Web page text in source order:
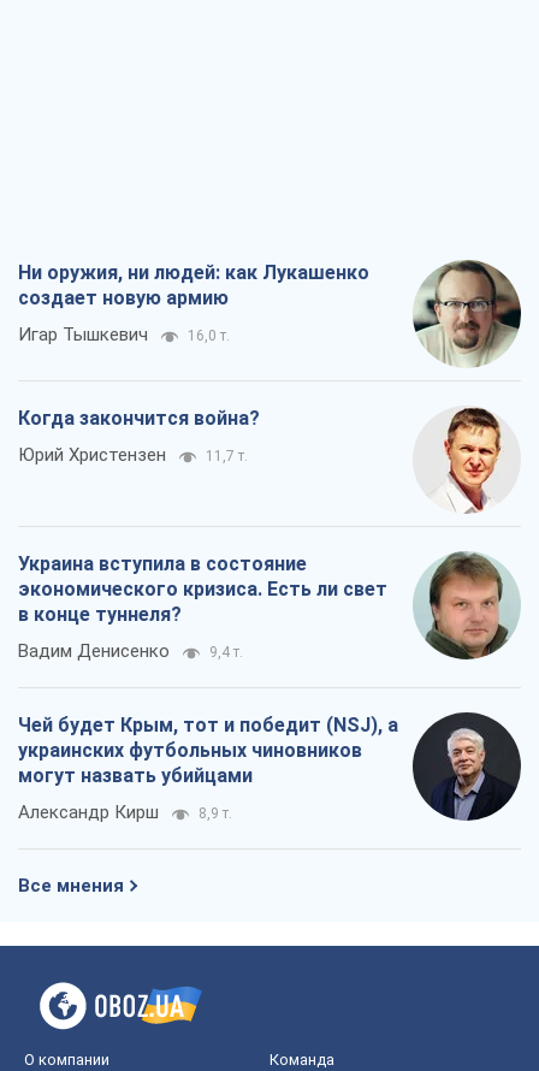
Ни оружия, ни людей: как Лукашенко
создает новую армию
Игар Тышкевич 16,0 т.
Когда закончится война?
Юрий Христензен 11,7 т.
Украина вступила в состояние
экономического кризиса. Есть ли свет
в конце туннеля?
Вадим Денисенко 9,4 т.
Чей будет Крым, тот и победит (NSJ), а
украинских футбольных чиновников
могут назвать убийцами
Александр Кирш 8,9 т.
Все мнения
О компании Команда